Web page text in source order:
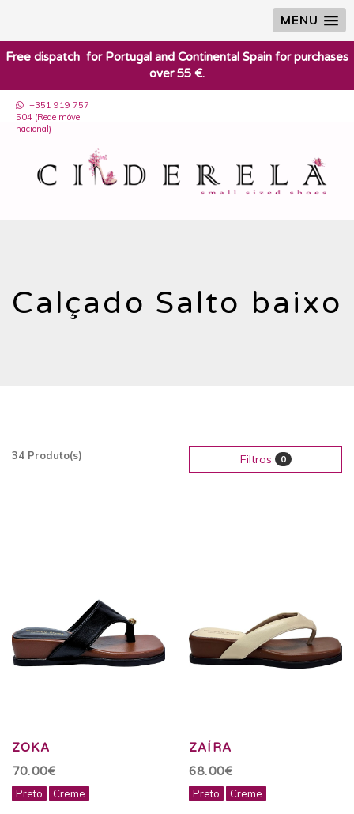
MENU
​Free dispatch for Portugal and Continental Spain for purchases
over 55 €.
+351 919 757
504 (Rede móvel
nacional)
Calçado Salto baixo
34 Produto(s) Filtros 0
ZOKA
70.00€
Preto Creme
ZAÍRA
68.00€
Preto Creme